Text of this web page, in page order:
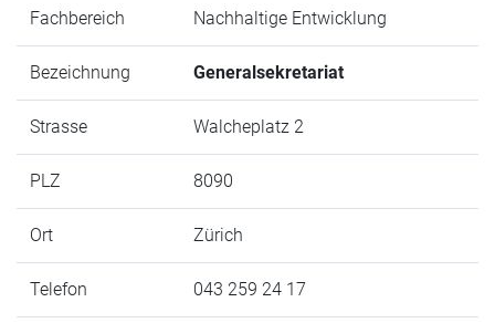
Fachbereich Nachhaltige Entwicklung
Bezeichnung Generalsekretariat
Strasse Walcheplatz 2
PLZ 8090
Ort Zürich
Telefon 043 259 24 17